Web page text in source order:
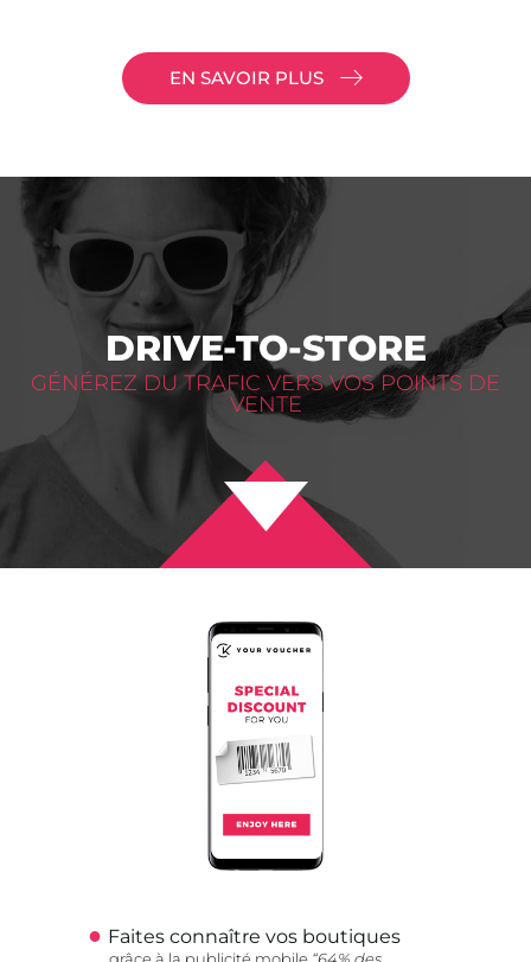
EN SAVOIR PLUS
DRIVE-TO-STORE
GÉNÉREZ DU TRAFIC VERS VOS POINTS DE
VENTE
Faites connaître vos boutiques